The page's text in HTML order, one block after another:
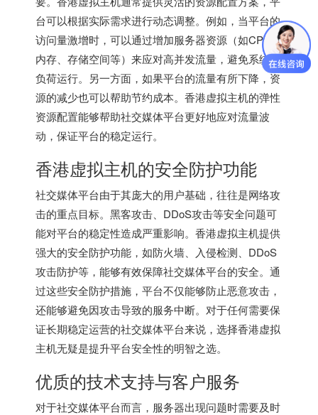
台可以根据实际需求进行动态调整。例如，当平台的
访问量激增时，可以通过增加服务器资源（如CPU、
内存、存储空间等）来应对高并发流量，避免系统超
负荷运行。另一方面，如果平台的流量有所下降，资
源的减少也可以帮助节约成本。香港虚拟主机的弹性
资源配置能够帮助社交媒体平台更好地应对流量波
动，保证平台的稳定运行。
香港虚拟主机的安全防护功能
社交媒体平台由于其庞大的用户基础，往往是网络攻
击的重点目标。黑客攻击、DDoS攻击等安全问题可
能对平台的稳定性造成严重影响。香港虚拟主机提供
强大的安全防护功能，如防火墙、入侵检测、DDoS
攻击防护等，能够有效保障社交媒体平台的安全。通
过这些安全防护措施，平台不仅能够防止恶意攻击，
还能够避免因攻击导致的服务中断。对于任何需要保
证长期稳定运营的社交媒体平台来说，选择香港虚拟
主机无疑是提升平台安全性的明智之选。
优质的技术支持与客户服务
对于社交媒体平台而言，服务器出现问题时需要及时